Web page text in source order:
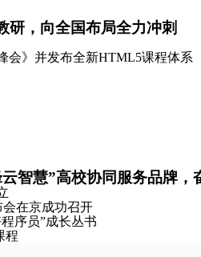
研，向全国布局全力冲刺
会》并发布全新HTML5课程体系
智慧”高校协同服务品牌，
会在京成功召开
序员”成长丛书
程